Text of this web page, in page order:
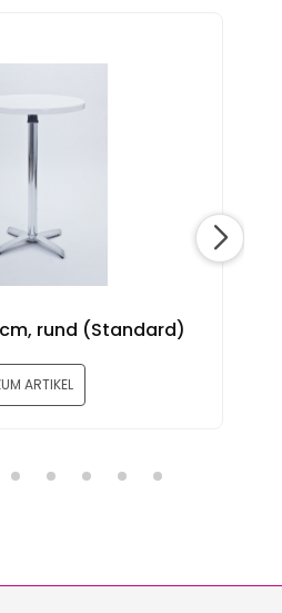
rund (Standard)
ARTIKEL